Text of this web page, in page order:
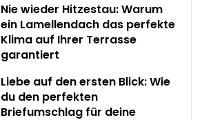
Nie wieder Hitzestau: Warum
ein Lamellendach das perfekte
Klima auf Ihrer Terrasse
garantiert
Liebe auf den ersten Blick: Wie
du den perfekten
Briefumschlag für deine